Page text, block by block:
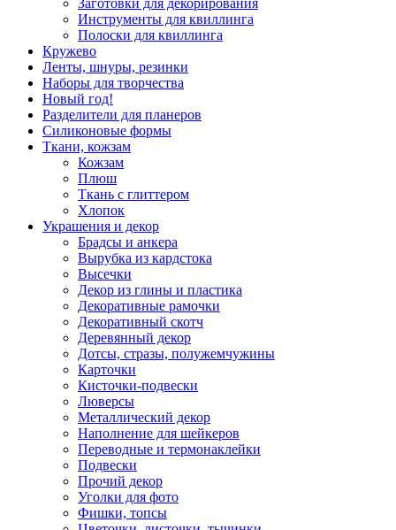
Заготовки для декорирования
Инструменты для квиллинга
Полоски для квиллинга
Кружево
Ленты, шнуры, резинки
Наборы для творчества
Новый год!
Разделители для планеров
Силиконовые формы
Ткани, кожзам
Кожзам
Плюш
Ткань с глиттером
Хлопок
Украшения и декор
Брадсы и анкера
Вырубка из кардстока
Высечки
Декор из глины и пластика
Декоративные рамочки
Декоративный скотч
Деревянный декор
Дотсы, стразы, полужемчужины
Карточки
Кисточки-подвески
Люверсы
Металлический декор
Наполнение для шейкеров
Переводные и термонаклейки
Подвески
Прочий декор
Уголки для фото
Фишки, топсы